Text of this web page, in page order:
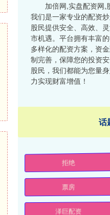
加倍网,实盘配资网,
我们是一家专业的配资
股民提供安全、高效、
市机遇。平台拥有丰富
多样化的配资方案，资
制完善，保障您的投资
股民，我们都能为您量
力实现财富增值！
话
拒绝
票房
泽巨配资